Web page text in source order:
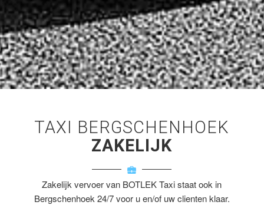
TAXI BERGSCHENHOEK
ZAKELIJK
Zakelijk vervoer van BOTLEK Taxi staat ook in
Bergschenhoek 24/7 voor u en/of uw clienten klaar.